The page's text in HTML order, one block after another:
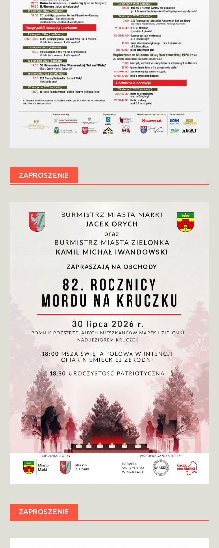
ZAPROSZENIE
ZAPROSZENIE